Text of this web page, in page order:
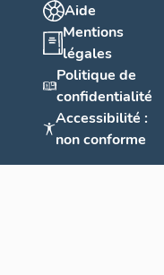
Aide
Mentions
légales
Politique de
confidentialité
Accessibilité :
non conforme